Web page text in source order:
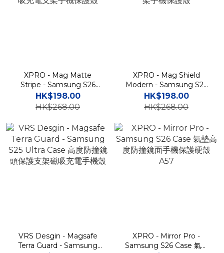
XPRO - Mag Matte
Stripe - Samsung S26
Ultra Case 高度防撞磨砂磁
吸充電支架手機保護殼
HK$198.00
HK$268.00
XPRO - Mag Shield
Modern - Samsung S26
Ultra Case 高度防撞磁吸支
架手機保護殼
HK$198.00
HK$268.00
VRS Desgin - Magsafe
Terra Guard - Samsung
XPRO - Mirror Pro -
Samsung S26 Case 氣墊